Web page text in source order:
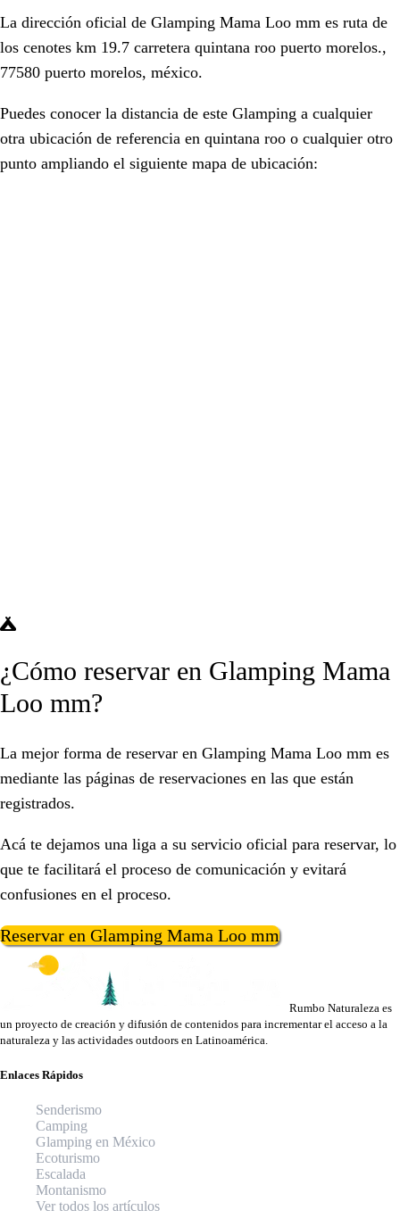
La dirección oficial de Glamping Mama Loo mm es ruta de
los cenotes km 19.7 carretera quintana roo puerto morelos.,
77580 puerto morelos, méxico.
Puedes conocer la distancia de este Glamping a cualquier
otra ubicación de referencia en quintana roo o cualquier otro
punto ampliando el siguiente mapa de ubicación:
¿Cómo reservar en Glamping Mama
Loo mm?
La mejor forma de reservar en Glamping Mama Loo mm es
mediante las páginas de reservaciones en las que están
registrados.
Acá te dejamos una liga a su servicio oficial para reservar, lo
que te facilitará el proceso de comunicación y evitará
confusiones en el proceso.
Reservar en Glamping Mama Loo mm
Rumbo Naturaleza es
un proyecto de creación y difusión de contenidos para incrementar el acceso a la
naturaleza y las actividades outdoors en Latinoamérica.
Enlaces Rápidos
Senderismo
Camping
Glamping en México
Ecoturismo
Escalada
Montanismo
Ver todos los artículos